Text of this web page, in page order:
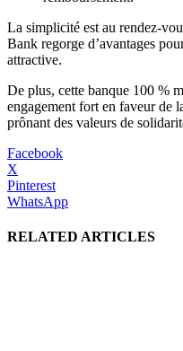
La simplicité est au rendez-
Bank regorge d’avantages
attractive.
De plus, cette banque 100 %
engagement fort en faveur de
prônant des valeurs de
Facebook
X
Pinterest
WhatsApp
RELATED ARTICLES